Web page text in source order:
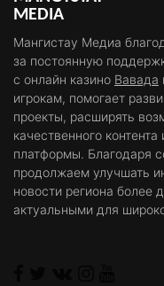
MEDIA
Мангистау Медиа
за постоянную
с онлайн казино Вавада
игрокам, помогает
проекты, расширять
качественного
платформы. Благодаря
продолжаем улучшать
новости региона более
актуальными для